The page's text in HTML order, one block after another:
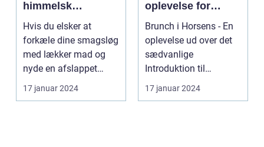
himmelsk
oplevelse i hjertet
af Danmark
Hvis du elsker at
forkæle dine smagsløg
med lækker mad og
nyde en afslappet
atmosfære, så er
brunch ...
17 januar 2024
oplevelse for
eventyrrejsende
og backpackere
Brunch i Horsens - En
oplevelse ud over det
sædvanlige
Introduktion til
brunchkulturen i
17 januar 2024